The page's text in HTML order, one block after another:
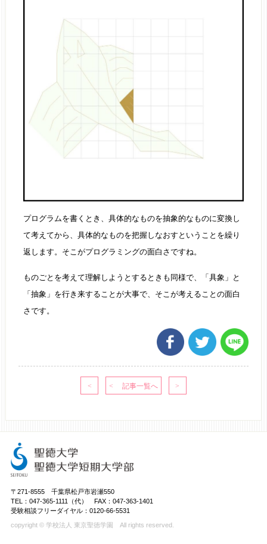
プログラムを書くとき、具体的なものを抽象的なものに変換し
て考えてから、具体的なものを把握しなおすということを繰り
返します。そこがプログラミングの面白さですね。
ものごとを考えて理解しようとするときも同様で、「具象」と
「抽象」を行き来することが大事で、そこが考えることの面白
さです。
〒271-8555 千葉県松戸市岩瀬550
TEL：047-365-1111（代） FAX：047-363-1401
受験相談フリーダイヤル：0120-66-5531
copyright © 学校法人 東京聖徳学園 All rights reserved.